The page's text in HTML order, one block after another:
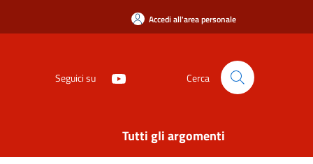
Accedi all'area personale
Seguici su Cerca
Tutti gli argomenti